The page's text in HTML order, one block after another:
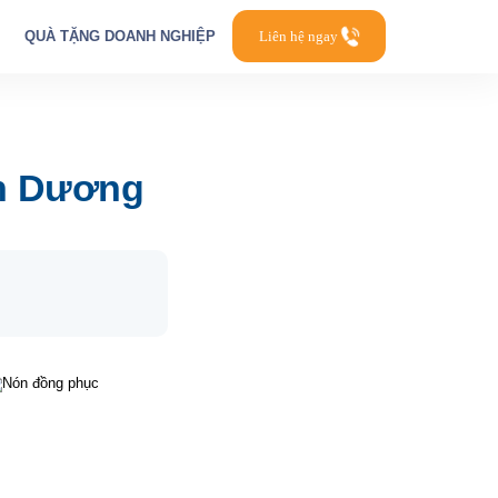
QUÀ TẶNG DOANH NGHIỆP Liên hệ ngay
Dương